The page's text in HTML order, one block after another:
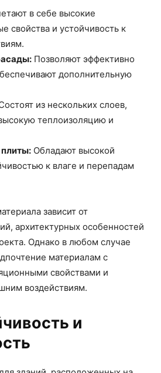
в себе высокие
свойства и устойчивость к
Позволяют эффективно
дополнительную
из нескольких слоев,
теплоизоляцию и
Обладают высокой
к влаге и перепадам
зависит от
архитектурных особенностей
Однако в любом случае
материалам с
свойствами и
воздействиям.
и